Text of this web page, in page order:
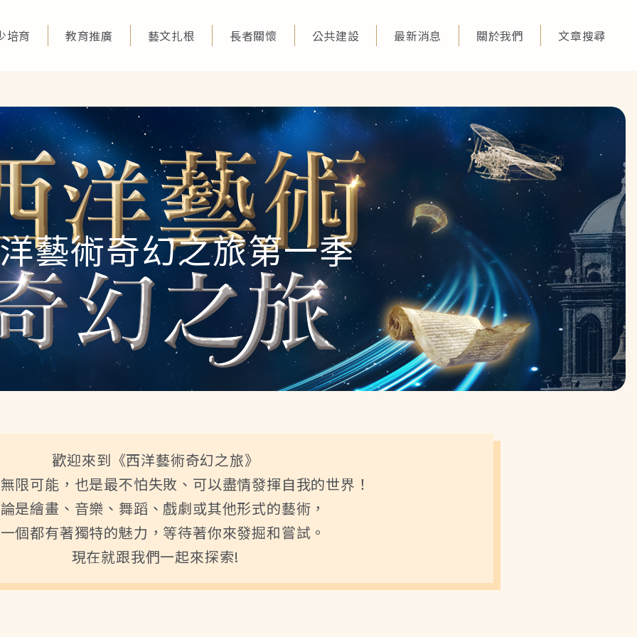
培育 教育推廣 藝文扎根 長者關懷 公共建設 最新消息 關於我們 文章搜尋
藝術奇幻之旅第一季
歡迎來到《西洋藝術奇幻之旅》
限可能，也是最不怕失敗、可以盡情發揮自我的世界！
是繪畫、音樂、舞蹈、戲劇或其他形式的藝術，
個都有著獨特的魅力，等待著你來發掘和嘗試。
現在就跟我們一起來探索!